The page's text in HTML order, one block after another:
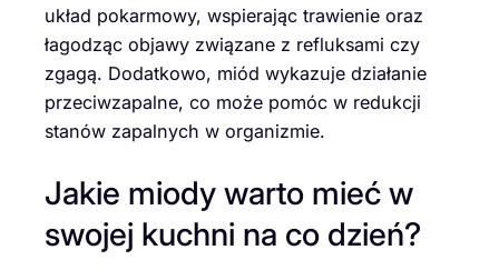
układ pokarmowy, wspierając trawienie oraz
łagodząc objawy związane z refluksami czy
zgagą. Dodatkowo, miód wykazuje działanie
przeciwzapalne, co może pomóc w redukcji
stanów zapalnych w organizmie.
Jakie miody warto mieć w
swojej kuchni na co dzień?